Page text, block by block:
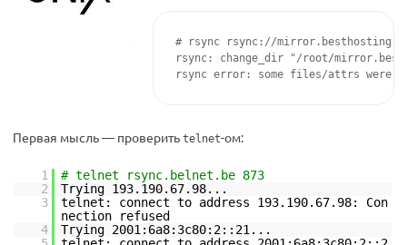
# rsync rsync://
rsync: change_dir "/root/
rsync error: some files/attrs were
Первая мысль — проверить telnet-ом:
1
# telnet rsync.belnet.be 873
2
Trying 193.190.67.98...
3
telnet: connect to address 193.190.67.98: Con
nection refused
4
Trying 2001:6a8:3c80:2::21...